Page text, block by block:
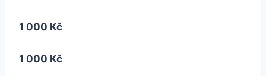
1 000 Kč
1 000 Kč